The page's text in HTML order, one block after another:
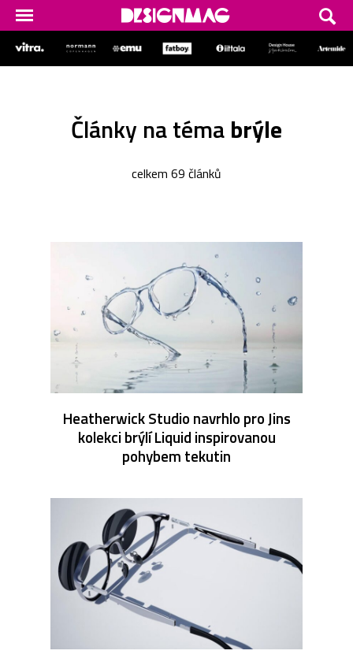
Články na témabrýle
celkem 69 článků
Heatherwick Studio navrhlo pro Jins
kolekci brýlí Liquid inspirovanou
pohybem tekutin